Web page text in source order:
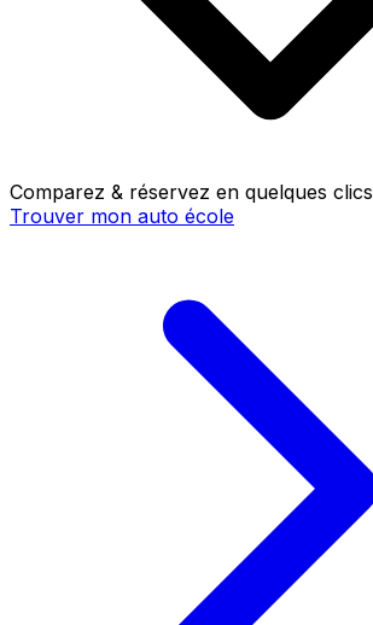
Comparez & réservez en quelques clics
Trouver mon auto école